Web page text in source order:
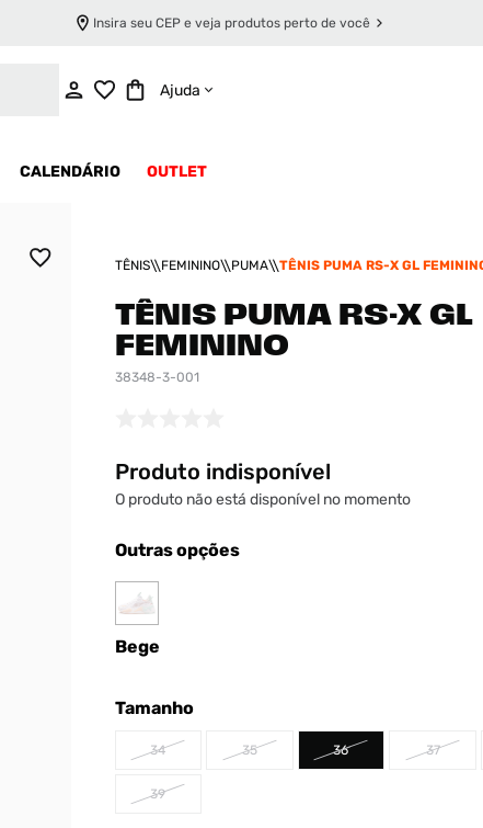
Insira seu CEP e veja produtos perto de você
Ajuda
CALENDÁRIO OUTLET
TÊNIS FEMININO PUMA TÊNIS PUMA RS-X GL
TÊNIS PUMA RS-X GL
FEMININO
38348-3-001
Produto indisponível
O produto não está disponível no momento
Outras opções
Bege
Tamanho
34 35 36 37
39